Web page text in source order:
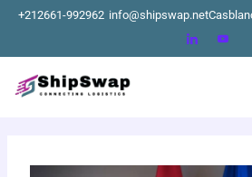
Aller
contenu
+212661-992962 info@shipswap.net